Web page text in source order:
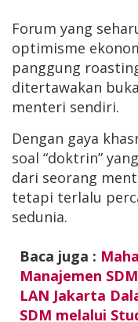
Forum yang
optimisme
panggung
ditertawakan
menteri sendiri.
Dengan gaya
soal “doktrin”
dari seorang
tetapi terlalu
sedunia.
Baca juga :
Manajemen
LAN Jakarta
SDM melalui